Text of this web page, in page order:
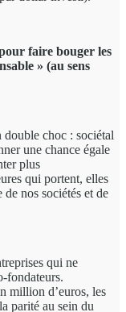
faire bouger les
» (au sens
double choc : sociétal
une chance égale
plus
qui portent, elles
nos sociétés et de
qui ne
fondateurs.
million d’euros, les
parité au sein du